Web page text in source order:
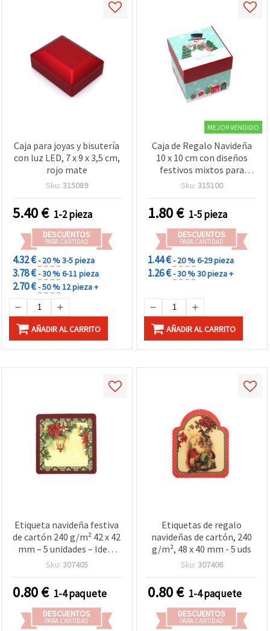
Caja para joyas y bisutería
con luz LED, 7 x 9 x 3,5 cm,
rojo mate
Sku: 315089
5.40€ 1-2 pieza
DESCUENTOS
PARA CANTIDAD
4.32 €- 20 %3-5 pieza
3.78 €- 30 %6-11 pieza
2.70 €- 50 %12 pieza +
AÑADIR AL CARRITO
MEJOR VENDIDO
Caja de Regalo Navideña
10 x 10 cm con diseños
festivos mixtos para
manualidades
Sku: 315100
1.80€ 1-5 pieza
DESCUENTOS
PARA CANTIDAD
1.44 €- 20 %6-29 pieza
1.26 €- 30 %30 pieza +
AÑADIR AL CARRITO
Etiqueta navideña festiva
de cartón 240 g/m² 42 x 42
mm – 5 unidades – Ideal
para envolver regalos,
manualidades de Navidad
Sku: 307405
0.80€ 1-4 paquete
DESCUENTOS
PARA CANTIDAD
Etiquetas de regalo
navideñas de cartón, 240
g/m², 48 x 40 mm - 5 uds
Sku: 307406
0.80€ 1-4 paquete
DESCUENTOS
PARA CANTIDAD